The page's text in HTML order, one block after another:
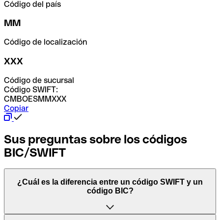
Código del país
MM
Código de localización
XXX
Código de sucursal
Código SWIFT:
CMBOESMMXXX
Copiar
Sus preguntas sobre los códigos
BIC/SWIFT
¿Cuál es la diferencia entre un código SWIFT y un
código BIC?